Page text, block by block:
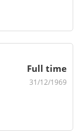
Full time
31/12/1969